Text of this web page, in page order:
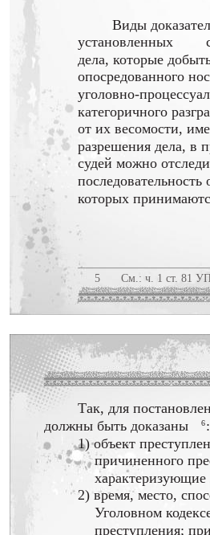
Виды
установленных
дела, которые
опосредованного
уголовно-
категоричного
от их весомости,
разрешения дела, в
судей можно
последовательность
которых
5 См.: ч. 1 ст. 81
Так, для
должны быть доказаны
6:
1) объект
причиненного
характеризующие
2) время, место,
Уголовном
преступления;